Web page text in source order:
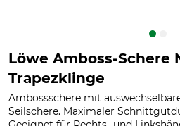
Löwe Amboss-Schere
Trapezklinge
Ambossschere mit
Seilschere. Maximaler